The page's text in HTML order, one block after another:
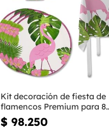
Kit decoración de fiesta de
flamencos Premium para 8
personas - Tropical
$ 98.250